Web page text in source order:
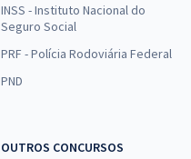
INSS - Instituto Nacional do
Seguro Social
PRF - Polícia Rodoviária Federal
PND
OUTROS CONCURSOS